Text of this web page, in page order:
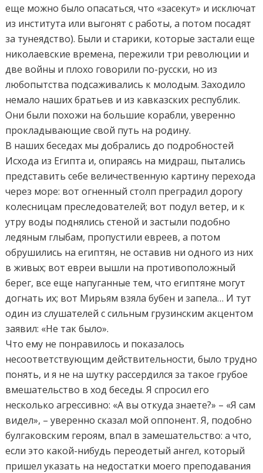
еще можно было опасаться, что «засекут» и исключат
из института или выгонят с работы, а потом посадят
за тунеядство). Были и старики, которые застали еще
николаевские времена, пережили три революции и
две войны и плохо говорили по-русски, но из
любопытства подсаживались к молодым. Заходило
немало наших братьев и из кавказских республик.
Они были похожи на большие корабли, уверенно
прокладывающие свой путь на родину.
В наших беседах мы добрались до подробностей
Исхода из Египта и, опираясь на мидраш, пытались
представить себе величественную картину перехода
через море: вот огненный столп преградил дорогу
колесницам преследователей; вот подул ветер, и к
утру воды поднялись стеной и застыли подобно
ледяным глыбам, пропустили евреев, а потом
обрушились на египтян, не оставив ни одного из них
в живых; вот евреи вышли на противоположный
берег, все еще напуганные тем, что египтяне могут
догнать их; вот Мирьям взяла бубен и запела… И тут
один из слушателей с сильным грузинским акцентом
заявил: «Не так было».
Что ему не понравилось и показалось
несоответствующим действительности, было трудно
понять, и я не на шутку рассердился за такое грубое
вмешательство в ход беседы. Я спросил его
несколько агрессивно: «А вы откуда знаете?» – «Я сам
видел», – уверенно сказал мой оппонент. Я, подобно
булгаковским героям, впал в замешательство: а что,
если это какой-нибудь переодетый ангел, который
пришел указать на недостатки моего преподавания